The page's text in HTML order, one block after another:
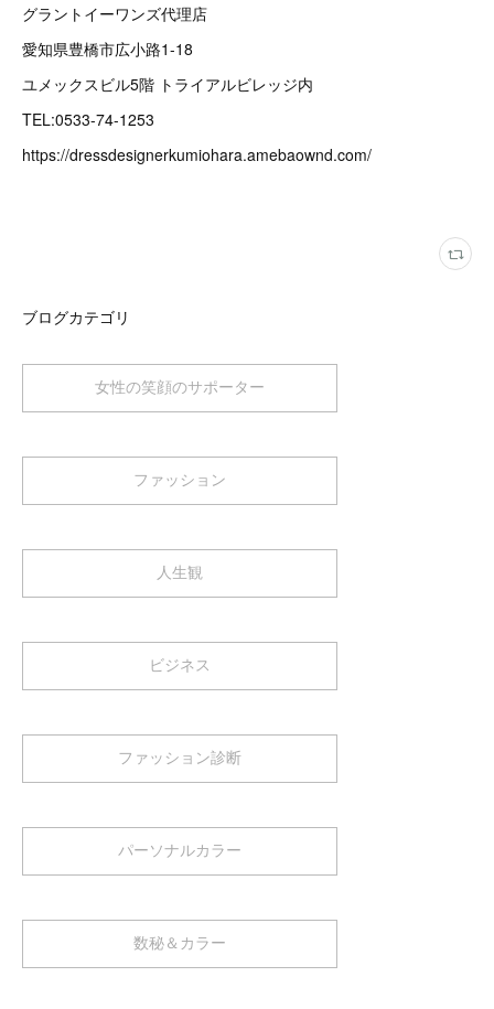
グラントイーワンズ代理店
愛知県豊橋市広小路1-18
ユメックスビル5階 トライアルビレッジ内
TEL:0533-74-1253
https://dressdesignerkumiohara.amebaownd.com/
ブログカテゴリ
女性の笑顔のサポーター
ファッション
人生観
ビジネス
ファッション診断
パーソナルカラー
数秘＆カラー